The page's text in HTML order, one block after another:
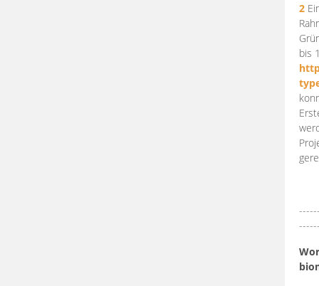
2
bis